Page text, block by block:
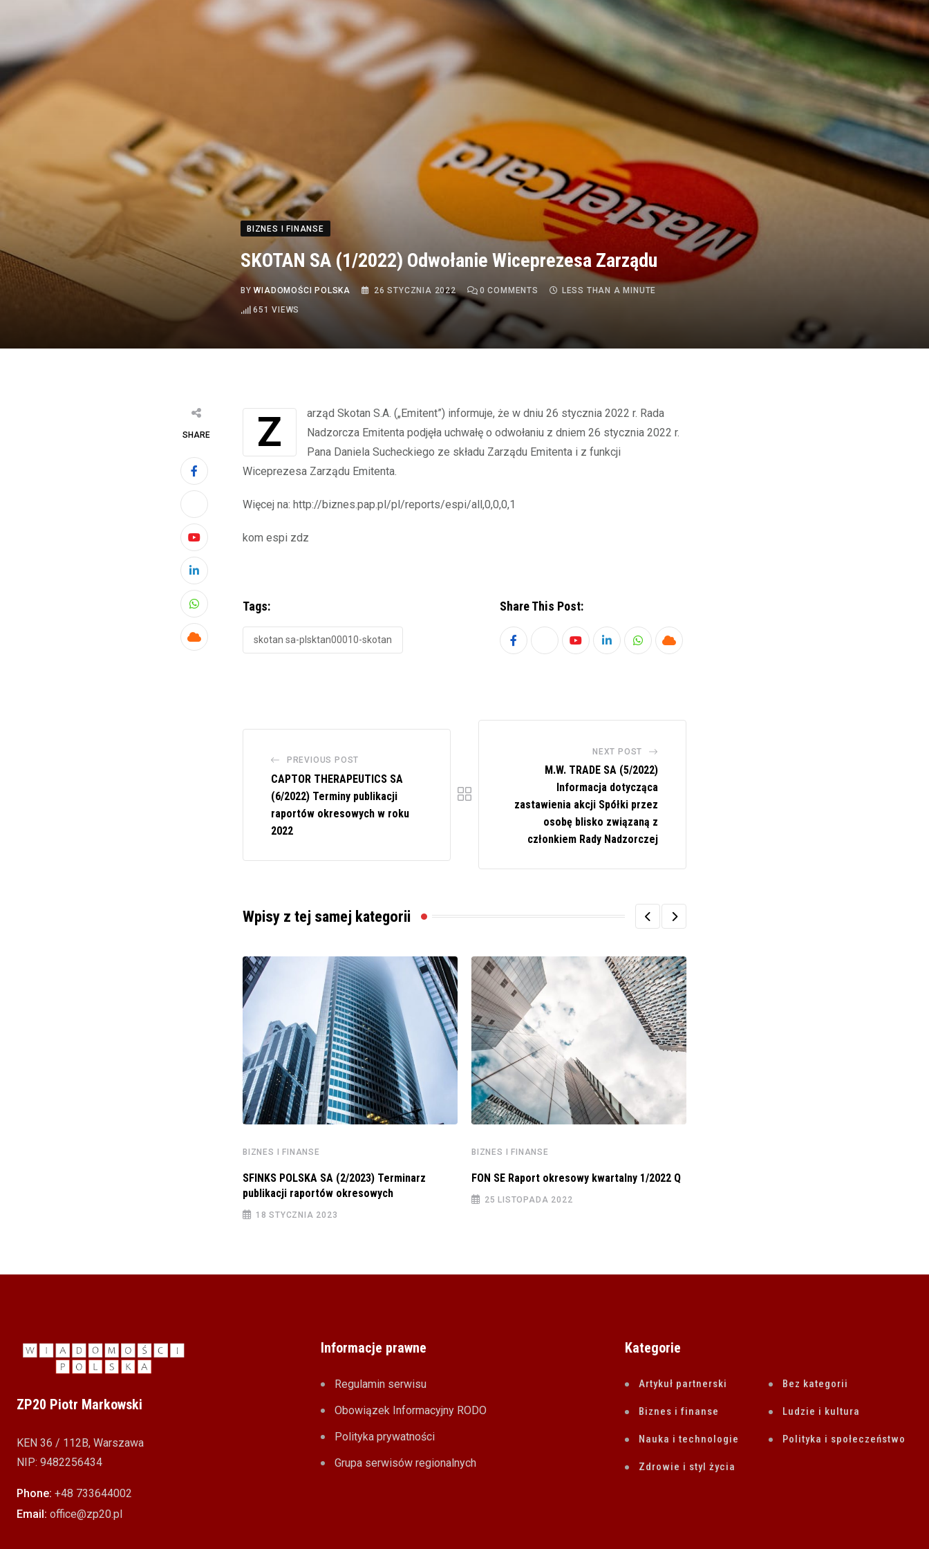
BIZNES I FINANSE
SKOTAN SA (1/2022) Odwołanie Wiceprezesa Zarządu
BYWIADOMOŚCI POLSKA 26 STYCZNIA 2022 0 COMMENTS
LESS THAN A MINUTE
651 VIEWS
SHARE
Youtube
LinkedIn
Whatsapp
Cloud
Zarząd Skotan S.A. („Emitent”) informuje, że w dniu 26 stycznia 2022 r. Rada
Nadzorcza Emitenta podjęła uchwałę o odwołaniu z dniem 26 stycznia 2022 r.
Pana Daniela Sucheckiego ze składu Zarządu Emitenta i z funkcji
Wiceprezesa Zarządu Emitenta.
Więcej na: http://biznes.pap.pl/pl/reports/espi/all,0,0,0,1
kom espi zdz
Tags:
skotan sa-plsktan00010-skotan
Share This Post:
YoutubeLinkedInWhatsapp
Cloud
PREVIOUS POST
CAPTOR THERAPEUTICS SA
(6/2022) Terminy publikacji
raportów okresowych w roku
2022
NEXT POST
M.W. TRADE SA (5/2022)
Informacja dotycząca
zastawienia akcji Spółki przez
osobę blisko związaną z
członkiem Rady Nadzorczej
Wpisy z tej samej kategorii
BIZNES I FINANSE
SFINKS POLSKA SA (2/2023) Terminarz
publikacji raportów okresowych
18 STYCZNIA 2023
BIZNES I FINANSE
FON SE Raport okresowy kwartalny 1/2022 Q
25 LISTOPADA 2022
ZP20 Piotr Markowski
KEN 36 / 112B, Warszawa
NIP: 9482256434
Phone: +48 733644002
Email: office@zp20.pl
Informacje prawne
Regulamin serwisu
Obowiązek Informacyjny RODO
Polityka prywatności
Grupa serwisów regionalnych
Kategorie
Artykuł partnerski Bez kategorii
Biznes i finanse Ludzie i kultura
Nauka i technologie Polityka i społeczeństwo
Zdrowie i styl życia